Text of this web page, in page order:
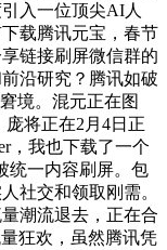
入一位顶尖AI人
载腾讯元宝，春节
链接刷屏微信群的
沿研究？腾讯如破
境。混元正在图
将正在2月4日正
，我也下载了一个
统一内容刷屏。包
社交和领取刚需。
潮流退去，正在合
狂欢，虽然腾讯凭